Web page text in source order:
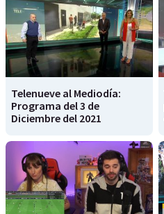
Telenueve al Mediodía:
Programa del 3 de
Diciembre del 2021